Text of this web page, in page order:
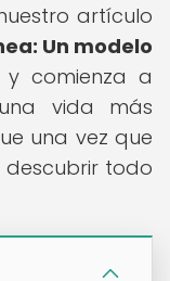
artículo
Un modelo
y comienza a
vida más
una vez que
todo